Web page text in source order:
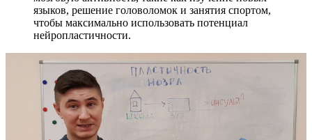
языков, решение головоломок и занятия спортом,
чтобы максимально использовать потенциал
нейропластичности.